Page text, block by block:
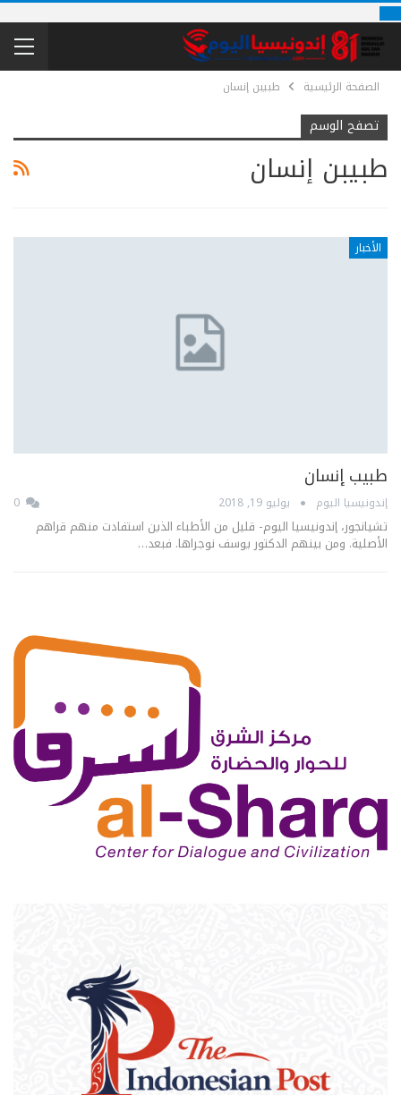
الصفحة الرئيسية طبيبن إنسان
تصفح الوسم
طبيبن إنسان
الأخبار
طبيب إنسان
إندونيسيا اليوم يوليو 19, 2018
تشيانجور، إندونيسيا اليوم- قليل من الأطباء الذين استفادت منهم قراهم
الأصلية. ومن بينهم الدكتور يوسف نوجراها. فبعد…